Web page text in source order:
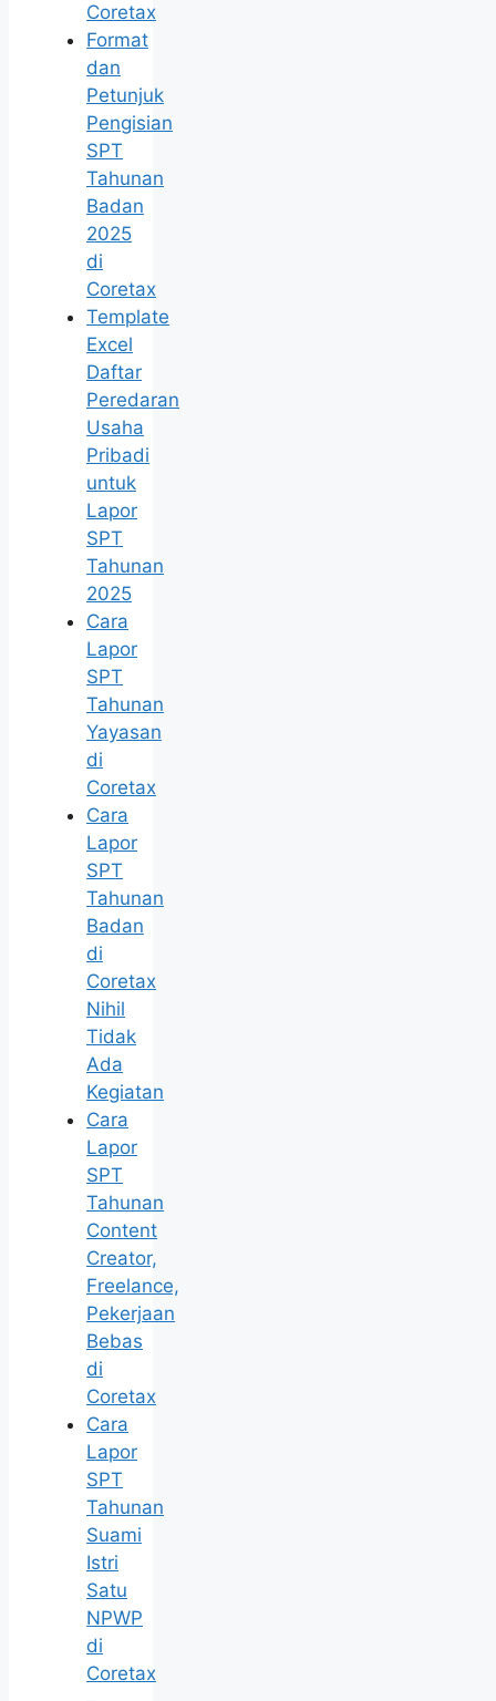
Coretax
Format
dan
Petunjuk
Pengisian
SPT
Tahunan
Badan
2025
di
Coretax
Template
Excel
Daftar
Peredaran
Usaha
Pribadi
untuk
Lapor
SPT
Tahunan
2025
Cara
Lapor
SPT
Tahunan
Yayasan
di
Coretax
Cara
Lapor
SPT
Tahunan
Badan
di
Coretax
Nihil
Tidak
Ada
Kegiatan
Cara
Lapor
SPT
Tahunan
Content
Creator,
Freelance,
Pekerjaan
Bebas
di
Coretax
Cara
Lapor
SPT
Tahunan
Suami
Istri
Satu
NPWP
di
Coretax